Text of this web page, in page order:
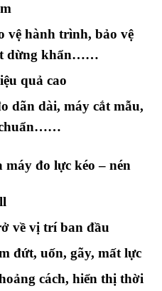
vệ hành trình, bảo vệ
dừng khẩn……
quả cao
dãn dài, máy cắt mẫu,
chuẩn……
đo lực kéo – nén
về vị trí ban đầu
đứt, uốn, gãy, mất lực
cách, hiển thị thời